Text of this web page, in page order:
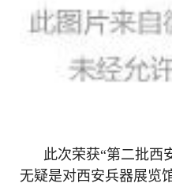
此次荣获“第二批西
无疑是对西安兵器展览